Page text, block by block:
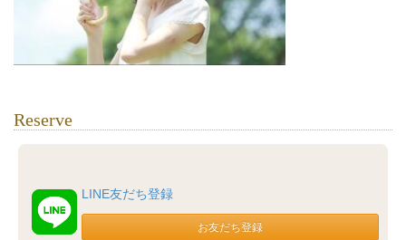
Reserve
LINE友だち登録